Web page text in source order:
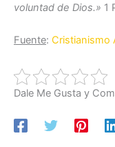
voluntad de Dios.» 1
Fuente: Cristianismo
Dale Me Gusta y